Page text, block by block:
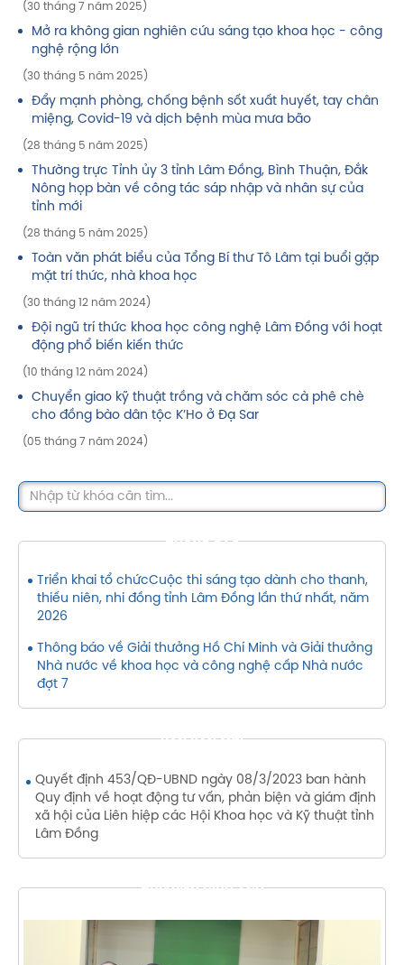
(30 tháng 7 năm 2025)
Mở ra không gian nghiên cứu sáng tạo khoa học - công
nghệ rộng lớn
(30 tháng 5 năm 2025)
Đẩy mạnh phòng, chống bệnh sốt xuất huyết, tay chân
miệng, Covid-19 và dịch bệnh mùa mưa bão
(28 tháng 5 năm 2025)
Thường trực Tỉnh ủy 3 tỉnh Lâm Đồng, Bình Thuận, Đắk
Nông họp bàn về công tác sáp nhập và nhân sự của
tỉnh mới
(28 tháng 5 năm 2025)
Toàn văn phát biểu của Tổng Bí thư Tô Lâm tại buổi gặp
mặt trí thức, nhà khoa học
(30 tháng 12 năm 2024)
Đội ngũ trí thức khoa học công nghệ Lâm Đồng với hoạt
động phổ biến kiến thức
(10 tháng 12 năm 2024)
Chuyển giao kỹ thuật trồng và chăm sóc cà phê chè
cho đồng bào dân tộc K’Ho ở Đạ Sar
(05 tháng 7 năm 2024)
THÔNG BÁO
Triển khai tổ chứcCuộc thi sáng tạo dành cho thanh,
thiếu niên, nhi đồng tỉnh Lâm Đồng lần thứ nhất, năm
2026
Thông báo về Giải thưởng Hồ Chí Minh và Giải thưởng
Nhà nước về khoa học và công nghệ cấp Nhà nước
đợt 7
VĂN BẢN MỚI
Quyết định 453/QĐ-UBND ngày 08/3/2023 ban hành
Quy định về hoạt động tư vấn, phản biện và giám định
xã hội của Liên hiệp các Hội Khoa học và Kỹ thuật tỉnh
Lâm Đồng
THƯ VIỆN HÌNH ẢNH